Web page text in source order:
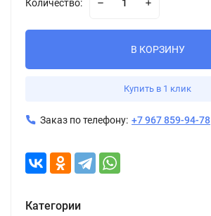
Количество:
В КОРЗИНУ
Купить в 1 клик
Заказ по телефону: +7 967 859-94-78
Категории